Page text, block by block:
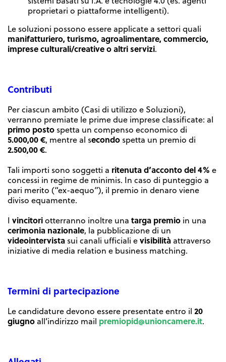
proprietari o piattaforme intelligenti).
Le soluzioni possono essere applicate a settori quali
manifatturiero, turismo, agroalimentare, commercio,
imprese culturali/creative o altri servizi.
Contributi
Per ciascun ambito (Casi di utilizzo e Soluzioni),
verranno premiate le prime due imprese classificate: al
primo posto spetta un compenso economico di
5.000,00€, mentre al secondo spetta un premio di
2.500,00 €.
Tali importi sono soggetti a ritenuta d’acconto del 4% e
concessi in regime de minimis. In caso di punteggio a
pari merito (“ex-aequo”), il premio in denaro viene
diviso equamente.
I vincitoriotterranno inoltre una targa premio in una
cerimonia nazionale, la pubblicazione di un
videointervista sui canali ufficiali evisibilità attraverso
iniziative di media relation e business matching.
Termini di partecipazione
Le candidature devono essere presentate entro il 20
giugno all’indirizzo mail premiopid@unioncamere.it.